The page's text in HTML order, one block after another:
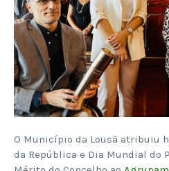
O Município da Lousã atribuiu
da República e Dia Mundial do